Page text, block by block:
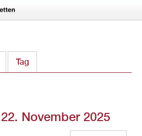
Tag
November 2025